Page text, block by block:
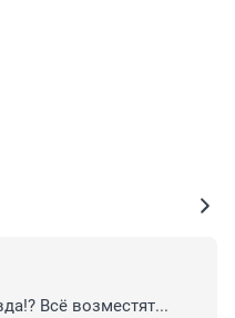
Всё возместят...